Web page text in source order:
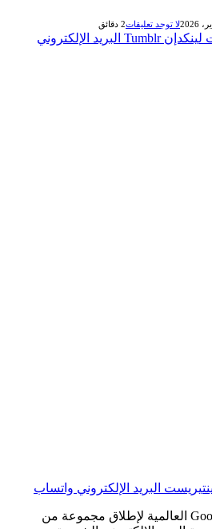
لا توجد تعليقات2 دقائق
لينكدإن Tumblr البريد الإلكتروني
البريد الإلكتروني واتساب
تستعد شركة جوجل Google العالمية لإطلاق مجموعة من